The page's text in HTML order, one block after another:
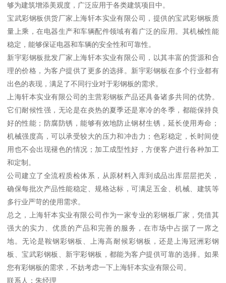
够为建筑增添美观度，广泛应用于各类建筑项目中。
宝武彩钢板供货厂家上海轩本实业有限公司，提供的宝武彩钢板质
量上乘，在电器生产和车辆配件领域有着广泛的应用。其机械性能
稳定，能够保证电器和车辆的安全性和可靠性。
新宇彩钢板批发厂家上海轩本实业有限公司，以其丰富的货源和合
理的价格，为客户提供了更多的选择。新宇彩钢板在多个行业都有
出色的表现，满足了不同行业对于彩钢板的需求。
上海轩本实业有限公司的主营彩钢板产品还具备诸多共同的优势。
它们耐候性强，无论是在炎热的夏季还是寒冷的冬季，都能保持良
好的性能；防腐防锈，能够有效地防止钢材生锈，延长使用寿命；
机械强度高，可以承受较大的压力和冲击力；色彩稳定，长时间使
用也不会出现褪色的情况；加工成型性好，方便客户进行各种加工
和定制。
公司建立了全流程质检体系，从原材料入库到成品出库层层把关，
确保每批次产品性能稳定、规格达标，可满足五金、机械、建筑等
多行业严苛的使用需求。
总之，上海轩本实业有限公司作为一家专业的彩钢板厂家，凭借其
强大的实力、优质的产品和完善的服务，在市场中占据了一席之
地。无论是鞍钢彩钢板、上海高耐候彩钢板，还是上海冠洲彩钢
板、宝武彩钢板、新宇彩钢板，都能为客户提供可靠的选择。如果
您有彩钢板的需求，不妨考虑一下上海轩本实业有限公司。
联系人：朱经理